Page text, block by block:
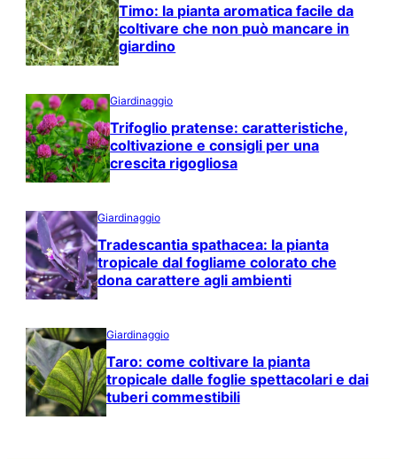
Timo: la pianta aromatica facile da
coltivare che non può mancare in
giardino
Giardinaggio
Trifoglio pratense: caratteristiche,
coltivazione e consigli per una
crescita rigogliosa
Giardinaggio
Tradescantia spathacea: la pianta
tropicale dal fogliame colorato che
dona carattere agli ambienti
Giardinaggio
Taro: come coltivare la pianta
tropicale dalle foglie spettacolari e dai
tuberi commestibili